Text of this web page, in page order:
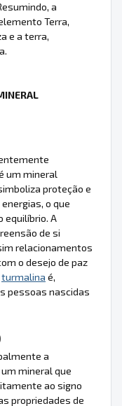
a
Terra,
e a terra,
um mineral
proteção e
o que
equilíbrio. A
de si
relacionamentos
o desejo de paz
turmalina é,
pessoas nascidas
a
um mineral que
ao signo
propriedades de